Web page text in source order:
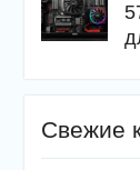
Свежие